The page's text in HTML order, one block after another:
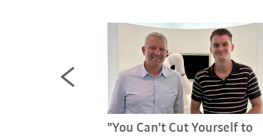
"You Can't Cut Yourself to